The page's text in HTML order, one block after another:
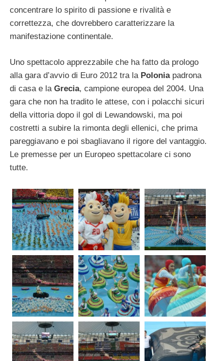
concentrare lo spirito di passione e rivalità e
correttezza, che dovrebbero caratterizzare la
manifestazione continentale.
Uno spettacolo apprezzabile che ha fatto da prologo
alla gara d’avvio di Euro 2012 tra la Poloniapadrona
di casa e la Grecia, campione europea del 2004. Una
gara che non ha tradito le attese, con i polacchi sicuri
della vittoria dopo il gol di Lewandowski, ma poi
costretti a subire la rimonta degli ellenici, che prima
pareggiavano e poi sbagliavano il rigore del vantaggio.
Le premesse per un Europeo spettacolare ci sono
tutte.